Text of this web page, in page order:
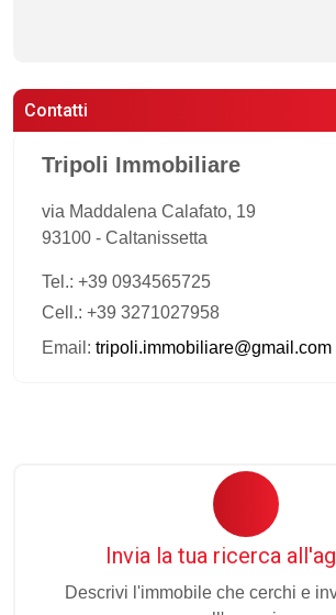
Contatti
Tripoli Immobiliare
via Maddalena Calafato, 19
93100 - Caltanissetta
Tel.: +39 0934565725
Cell.: +39 3271027958
Email: tripoli.immobiliare@gmail.com
Invia la tua ricerca
Descrivi l'immobile che cerchi e